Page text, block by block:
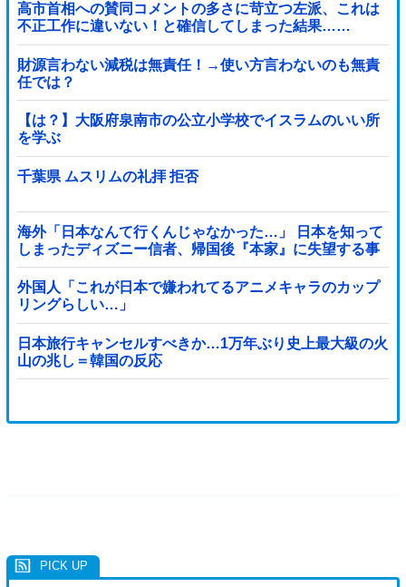
高市首相への賛同コメントの多さに苛立つ左派、これは
不正工作に違いない！と確信してしまった結果……
財源言わない減税は無責任！→使い方言わないのも無責
任では？
【は？】大阪府泉南市の公立小学校でイスラムのいい所
を学ぶ
千葉県 ムスリムの礼拝 拒否
海外「日本なんて行くんじゃなかった…」 日本を知って
しまったディズニー信者、帰国後『本家』に失望する事
態に
外国人「これが日本で嫌われてるアニメキャラのカップ
リングらしい…」
日本旅行キャンセルすべきか…1万年ぶり史上最大級の火
山の兆し＝韓国の反応